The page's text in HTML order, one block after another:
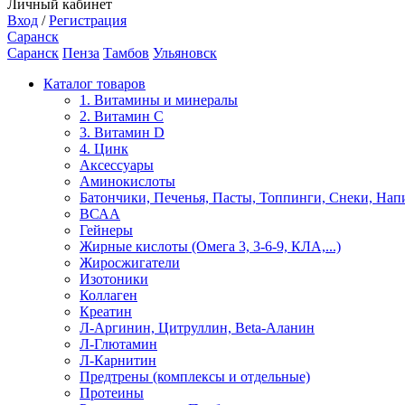
Личный кабинет
Вход / Регистрация
Саранск
Саранск Пенза Тамбов Ульяновск
Каталог товаров
1. Витамины и минералы
2. Витамин С
3. Витамин D
4. Цинк
Аксессуары
Аминокислоты
Батончики, Печенья, Пасты, Топпинги, Снеки,
ВСАА
Гейнеры
Жирные кислоты (Омега 3, 3-6-9, КЛА,...)
Жиросжигатели
Изотоники
Коллаген
Креатин
Л-Аргинин, Цитруллин, Beta-Аланин
Л-Глютамин
Л-Карнитин
Предтрены (комплексы и отдельные)
Протеины